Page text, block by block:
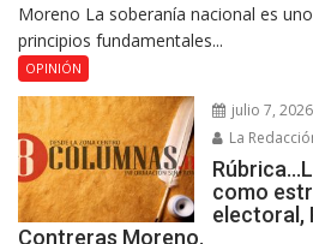
Moreno La soberanía nacional es
principios fundamentales...
OPINIÓN
julio 7, 2026
La
como
electoral,
Contreras Moreno.